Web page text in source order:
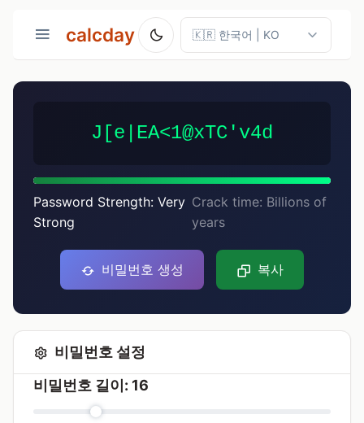
calcday
J[e|EA<1@xTC'v4d
Password Strength: Very
Strong
Crack time: Billions of
years
비밀번호 생성 복사
비밀번호 설정
비밀번호 길이: 16